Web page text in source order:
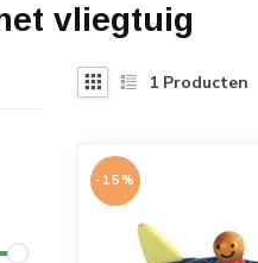
vliegtuig
1 Producten
-15%